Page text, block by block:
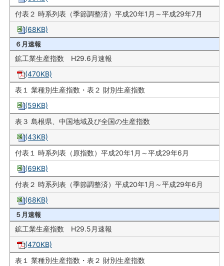
付表２ 時系列表（季節調整済）平成20年1月～平成29年7月
(68KB)
６月速報
鉱工業生産指数 H29.6月速報
(470KB)
表１ 業種別生産指数・表２ 財別生産指数
(59KB)
表３ 島根県、中国地域及び全国の生産指数
(43KB)
付表１ 時系列表（原指数）平成20年1月～平成29年6月
(69KB)
付表２ 時系列表（季節調整済）平成20年1月～平成29年6月
(68KB)
５月速報
鉱工業生産指数 H29.5月速報
(470KB)
表１ 業種別生産指数・表２ 財別生産指数